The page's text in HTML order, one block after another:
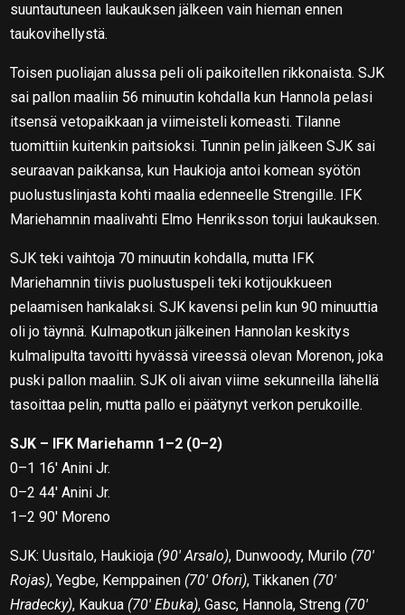
suuntautuneen laukauksen jälkeen vain hieman ennen
taukovihellystä.
Toisen puoliajan alussa peli oli paikoitellen rikkonaista. SJK
sai pallon maaliin 56 minuutin kohdalla kun Hannola pelasi
itsensä vetopaikkaan ja viimeisteli komeasti. Tilanne
tuomittiin kuitenkin paitsioksi. Tunnin pelin jälkeen SJK sai
seuraavan paikkansa, kun Haukioja antoi komean syötön
puolustuslinjasta kohti maalia edenneelle Strengille. IFK
Mariehamnin maalivahti Elmo Henriksson torjui laukauksen.
SJK teki vaihtoja 70 minuutin kohdalla, mutta IFK
Mariehamnin tiivis puolustuspeli teki kotijoukkueen
pelaamisen hankalaksi. SJK kavensi pelin kun 90 minuuttia
oli jo täynnä. Kulmapotkun jälkeinen Hannolan keskitys
kulmalipulta tavoitti hyvässä vireessä olevan Morenon, joka
puski pallon maaliin. SJK oli aivan viime sekunneilla lähellä
tasoittaa pelin, mutta pallo ei päätynyt verkon perukoille.
SJK – IFK Mariehamn 1–2 (0–2)
0–1 16′ Anini Jr.
0–2 44′ Anini Jr.
1–2 90′ Moreno
SJK: Uusitalo, Haukioja (90′ Arsalo), Dunwoody, Murilo (70′
Rojas), Yegbe, Kemppainen (70′ Ofori), Tikkanen (70′
Hradecky), Kaukua (70′ Ebuka), Gasc, Hannola, Streng (70′